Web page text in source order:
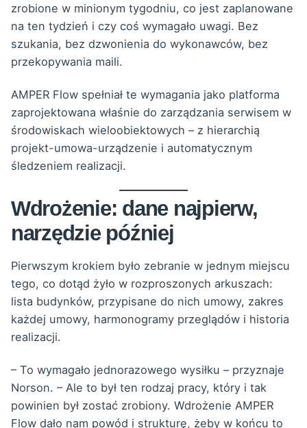
zrobione w minionym tygodniu, co jest zaplanowane
na ten tydzień i czy coś wymagało uwagi. Bez
szukania, bez dzwonienia do wykonawców, bez
przekopywania maili.
AMPER Flow spełniał te wymagania jako platforma
zaprojektowana właśnie do zarządzania serwisem w
środowiskach wieloobiektowych – z hierarchią
projekt-umowa-urządzenie i automatycznym
śledzeniem realizacji.
Wdrożenie: dane najpierw,
narzędzie później
Pierwszym krokiem było zebranie w jednym miejscu
tego, co dotąd żyło w rozproszonych arkuszach:
lista budynków, przypisane do nich umowy, zakres
każdej umowy, harmonogramy przeglądów i historia
realizacji.
– To wymagało jednorazowego wysiłku – przyznaje
Norson. – Ale to był ten rodzaj pracy, który i tak
powinien był zostać zrobiony. Wdrożenie AMPER
Flow dało nam powód i strukturę, żeby w końcu to